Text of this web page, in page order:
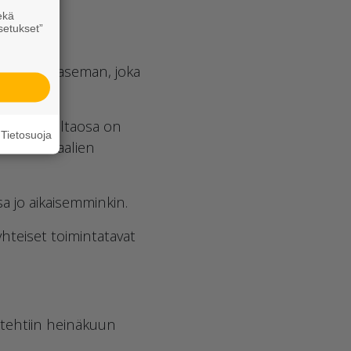
betoniaseman, joka
, josta valtaosa on
jo aikaisemminkin.
toimintatavat
heinäkuun
Tietosuoja